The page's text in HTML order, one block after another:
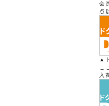
会
点
▲
こ
入